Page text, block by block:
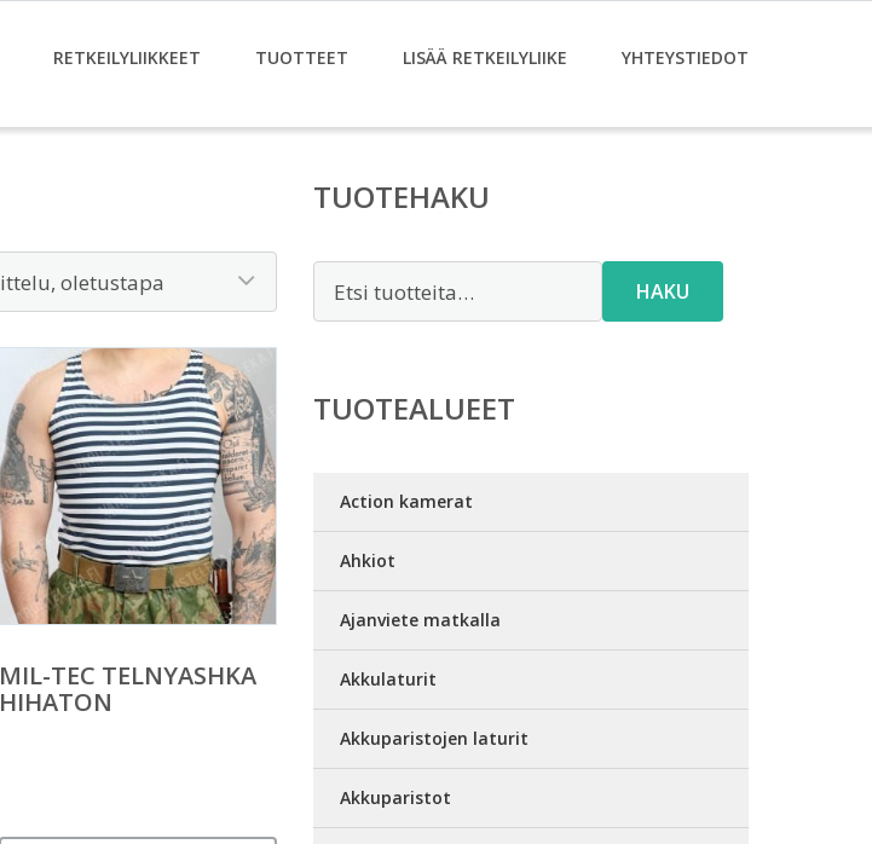
RETKEILYLIIKKEET TUOTTEET LISÄÄ RETKEILYLIIKE YHTEYSTIEDOT
MIL-TEC TELNYASHKA
HIHATON
TUOTEHAKU
HAKU
TUOTEALUEET
Action kamerat
Ahkiot
Ajanviete matkalla
Akkulaturit
Akkuparistojen laturit
Akkuparistot